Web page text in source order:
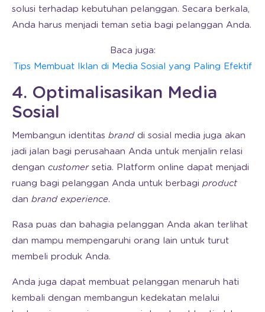
solusi terhadap kebutuhan pelanggan. Secara berkala,
Anda harus menjadi teman setia bagi pelanggan Anda.
Baca juga:
Tips Membuat Iklan di Media Sosial yang Paling Efektif
4. Optimalisasikan Media
Sosial
Membangun identitas branddi sosial media juga akan
jadi jalan bagi perusahaan Anda untuk menjalin relasi
dengan customersetia. Platform online dapat menjadi
ruang bagi pelanggan Anda untuk berbagi product
dan brand experience.
Rasa puas dan bahagia pelanggan Anda akan terlihat
dan mampu mempengaruhi orang lain untuk turut
membeli produk Anda.
Anda juga dapat membuat pelanggan menaruh hati
kembali dengan membangun kedekatan melalui